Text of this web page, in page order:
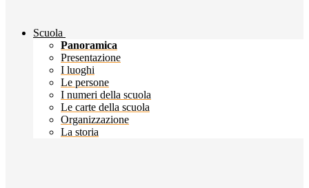
Scuola
Panoramica
Presentazione
I luoghi
Le persone
I numeri della scuola
Le carte della scuola
Organizzazione
La storia